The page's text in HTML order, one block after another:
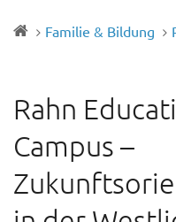
Familie & Bildung
Rahn
Campus –